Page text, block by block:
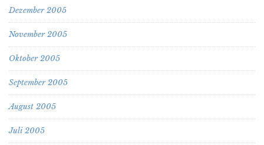
Dezember 2005
November 2005
Oktober 2005
September 2005
August 2005
Juli 2005